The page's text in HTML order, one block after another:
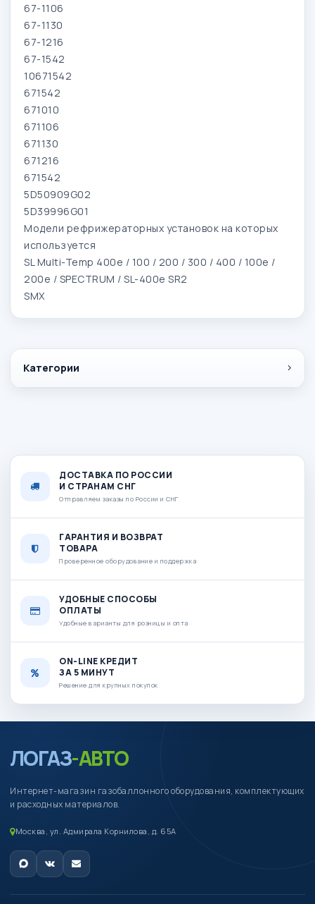
Категории
67-1106
67-1130
67-1216
67-1542
10671542
671542
671010
671106
671130
671216
671542
5D50909G02
5D39996G01
Модели рефрижераторных установок на которых
используется
SL Multi-Temp 400e / 100 / 200 / 300 / 400 / 100e /
200e / SPECTRUM / SL-400e SR2
SMX
ДОСТАВКА ПО РОССИИ
И СТРАНАМ СНГ
Отправляем заказы по России и СНГ
ГАРАНТИЯ И ВОЗВРАТ
ТОВАРА
Проверенное оборудование и поддержка
УДОБНЫЕ СПОСОБЫ
ОПЛАТЫ
Удобные варианты для розницы и опта
ON-LINE КРЕДИТ
ЗА 5 МИНУТ
Решение для крупных покупок
ЛОГАЗ-АВТО
Интернет-магазин газобаллонного оборудования, комплектующих
и расходных материалов.
Москва, ул. Адмирала Корнилова, д. 65А